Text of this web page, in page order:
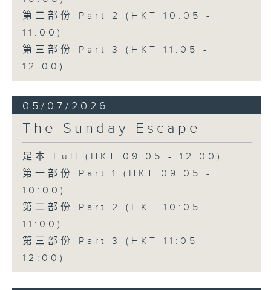
第二部份 Part 2 (HKT 10:05 -
11:00)
第三部份 Part 3 (HKT 11:05 -
12:00)
05/07/2026
The Sunday Escape
足本 Full (HKT 09:05 - 12:00)
第一部份 Part 1 (HKT 09:05 -
10:00)
第二部份 Part 2 (HKT 10:05 -
11:00)
第三部份 Part 3 (HKT 11:05 -
12:00)